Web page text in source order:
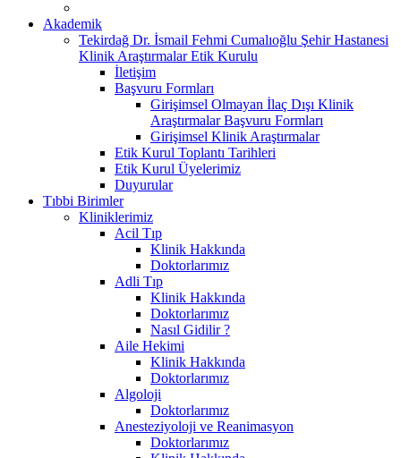
Akademik
Tekirdağ Dr. İsmail Fehmi Cumalıoğlu Şehir Hastanesi
Klinik Araştırmalar Etik Kurulu
İletişim
Başvuru Formları
Girişimsel Olmayan İlaç Dışı Klinik
Araştırmalar Başvuru Formları
Girişimsel Klinik Araştırmalar
Etik Kurul Toplantı Tarihleri
Etik Kurul Üyelerimiz
Duyurular
Tıbbi Birimler
Kliniklerimiz
Acil Tıp
Klinik Hakkında
Doktorlarımız
Adli Tıp
Klinik Hakkında
Doktorlarımız
Nasıl Gidilir ?
Aile Hekimi
Klinik Hakkında
Doktorlarımız
Algoloji
Doktorlarımız
Anesteziyoloji ve Reanimasyon
Doktorlarımız